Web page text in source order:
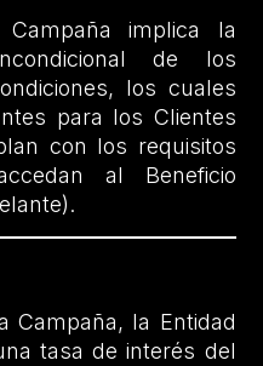
implica la
de los
los cuales
para los Clientes
con los requisitos
al Beneficio
Campaña, la Entidad
tasa de interés del